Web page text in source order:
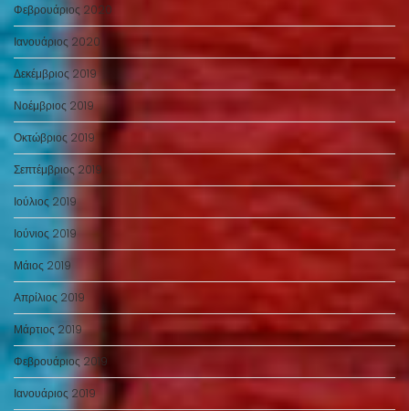
Φεβρουάριος 2020
Ιανουάριος 2020
Δεκέμβριος 2019
Νοέμβριος 2019
Οκτώβριος 2019
Σεπτέμβριος 2019
Ιούλιος 2019
Ιούνιος 2019
Μάιος 2019
Απρίλιος 2019
Μάρτιος 2019
Φεβρουάριος 2019
Ιανουάριος 2019